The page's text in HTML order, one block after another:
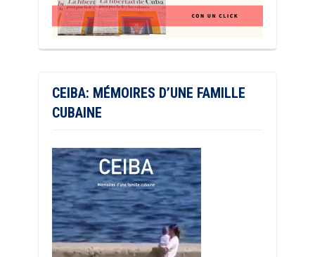
CEIBA: MÉMOIRES D’UNE FAMILLE
CUBAINE